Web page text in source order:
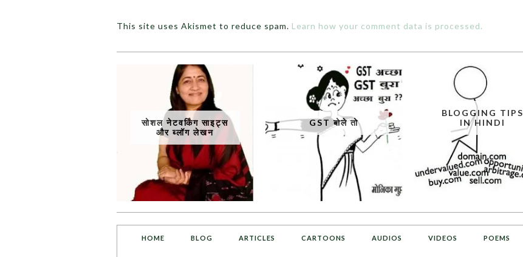
This site uses Akismet to reduce spam. Learn how your comment data is processed.
BLOGGING TIPS
IN HINDI
GST बोले तो
सोशल नेटवर्किंग साइट्स
और ब्लॉग लेखन
HOME BLOG ARTICLES CARTOONS AUDIOS VIDEOS POEMS